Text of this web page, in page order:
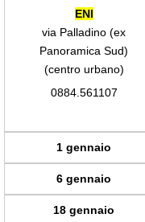
ENI
via Palladino (ex
Panoramica Sud)
(centro urbano)
0884.561107
1 gennaio
6 gennaio
18 gennaio